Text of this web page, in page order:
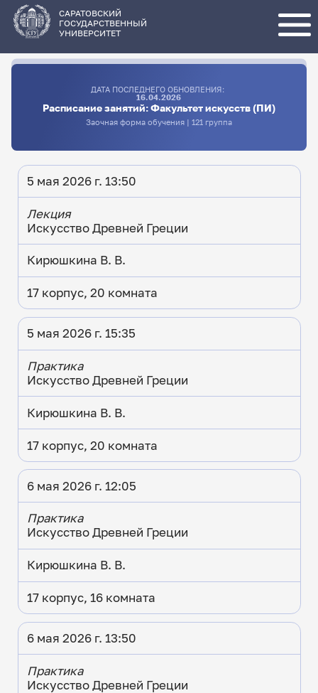
основному
содержанию
САРАТОВСКИЙ
ГОСУДАРСТВЕННЫЙ
УНИВЕРСИТЕТ
ДАТА ПОСЛЕДНЕГО ОБНОВЛЕНИЯ:
16.04.2026
Расписание занятий: Факультет искусств (ПИ)
Заочная форма обучения | 121 группа
5 мая 2026 г. 13:50
Лекция
Искусство Древней Греции
Кирюшкина В. В.
17 корпус, 20 комната
5 мая 2026 г. 15:35
Практика
Искусство Древней Греции
Кирюшкина В. В.
17 корпус, 20 комната
6 мая 2026 г. 12:05
Практика
Искусство Древней Греции
Кирюшкина В. В.
17 корпус, 16 комната
6 мая 2026 г. 13:50
Практика
Искусство Древней Греции